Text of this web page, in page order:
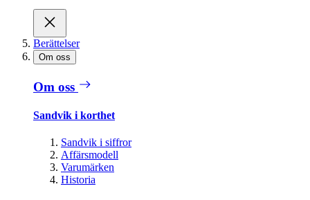
Berättelser
Om oss
Om oss
Sandvik i korthet
Sandvik i siffror
Affärsmodell
Varumärken
Historia